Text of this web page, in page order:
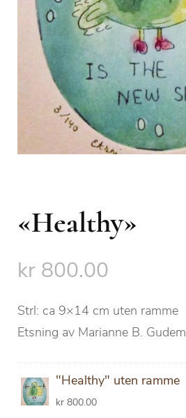
«Healthy»
kr 800.00
Strl: ca 9×14 cm uten ramme
Etsning av Marianne B. Gudem
"Healthy" uten ramme
kr 800.00